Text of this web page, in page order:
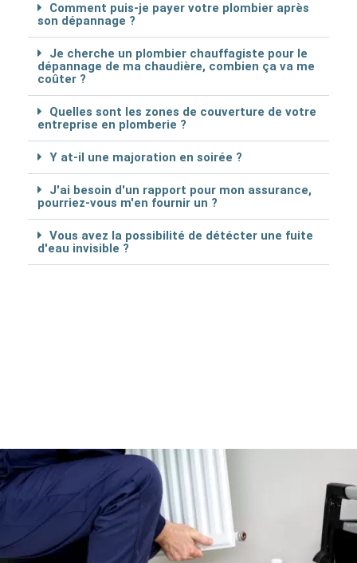
Comment puis-je payer votre plombier après
son dépannage ?
Je cherche un plombier chauffagiste pour le
dépannage de ma chaudière, combien ça va me
coûter ?
Quelles sont les zones de couverture de votre
entreprise en plomberie ?
Y at-il une majoration en soirée ?
J'ai besoin d'un rapport pour mon assurance,
pourriez-vous m'en fournir un ?
Vous avez la possibilité de détécter une fuite
d'eau invisible ?